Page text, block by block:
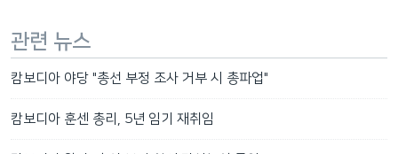
관련 뉴스
캄보디아 야당 "총선 부정 조사 거부 시 총파업"
캄보디아 훈센 총리, 5년 임기 재취임